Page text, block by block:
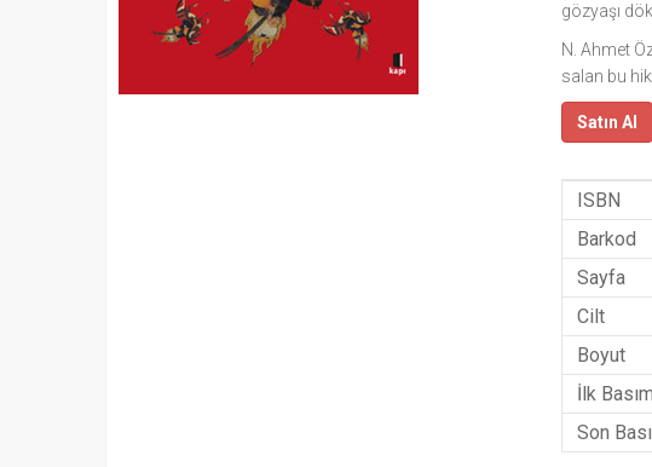
gözyaşı
N. Ahmet
salan bu
Satın Al
ISBN
Barkod
Sayfa
Cilt
Boyut
İlk Basım
Son